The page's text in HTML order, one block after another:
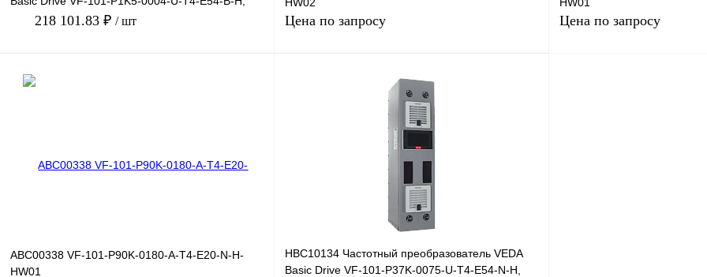
380В, 1,5кВт, 4А,
218 101.83 ₽ / шт Цена по запросу
Запросить цену
Сравнение
Цена по запросу
ABC00338 VF-101-P90K-0180-A-T4-E20-N-H-
HW01
HBC10134 Частотный преобразователь VEDA
Basic Drive VF-101-P37K-0075-U-T4-E54-N-H,